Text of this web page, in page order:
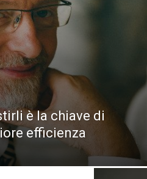
è la chiave di
efficienza